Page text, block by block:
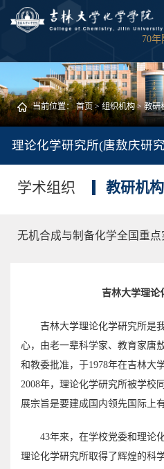
70年
当前位置：首页 > 组织机构>教研
理论化学研究所(唐敖庆研
学术组织 教研机构
无机合成与制备化学全国重点
吉林大学理论
吉林大学理论化学研究所是
心，由老一辈科学家、教育家唐
和教委批准，于1978年在吉林大
2008年，理论化学研究所被学校
展宗旨是要建成国内领先国际上
43年来，在学校党委和理论
理论化学研究所取得了辉煌的科